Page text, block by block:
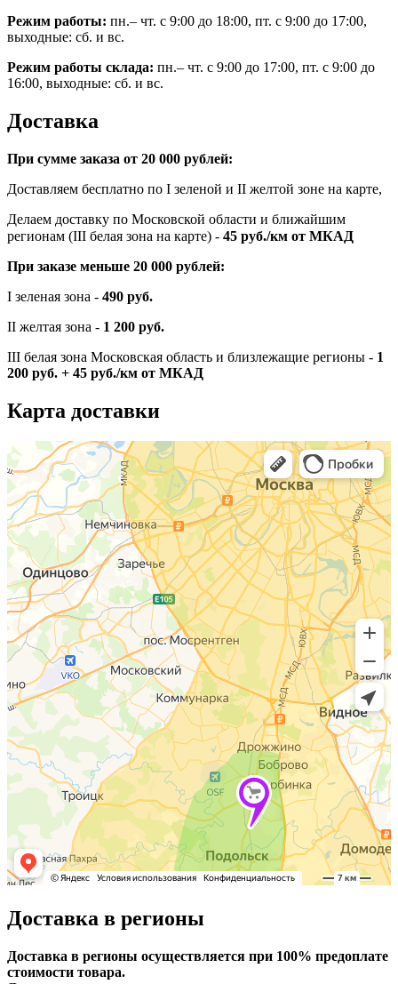
Режим работы: пн.– чт. с 9:00 до 18:00, пт. с 9:00 до 17:00,
выходные: сб. и вс.
Режим работы склада: пн.– чт. с 9:00 до 17:00, пт. с 9:00 до
16:00, выходные: сб. и вс.
Доставка
При сумме заказа от 20 000 рублей:
Доставляем бесплатно по I зеленой и II желтой зоне на карте,
Делаем доставку по Московской области и ближайшим
регионам (III белая зона на карте) - 45 руб./км от МКАД
При заказе меньше 20 000 рублей:
I зеленая зона - 490 руб.
II желтая зона - 1 200 руб.
III белая зона Московская область и близлежащие регионы - 1
200 руб. + 45 руб./км от МКАД
Карта доставки
Доставка в регионы
Доставка в регионы осуществляется при 100% предоплате
стоимости товара.